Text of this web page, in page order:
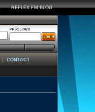
REFLEX FM BLOG
| CONTACT